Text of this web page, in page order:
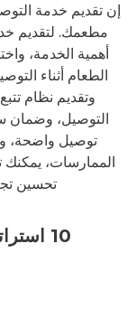
10
إن تقديم خدمة
مطعمك. لتقديم
أهمية الخدمة،
الطعام أثناء
وتقديم نظام
التوصيل، وضمان
توصيل واضحة،
الممارسات،
تحسين